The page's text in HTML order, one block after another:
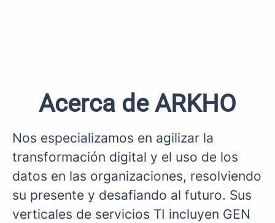
Acerca de ARKHO
Nos especializamos en agilizar la
transformación digital y el uso de los
datos en las organizaciones, resolviendo
su presente y desafiando al futuro. Sus
verticales de servicios TI incluyen GEN